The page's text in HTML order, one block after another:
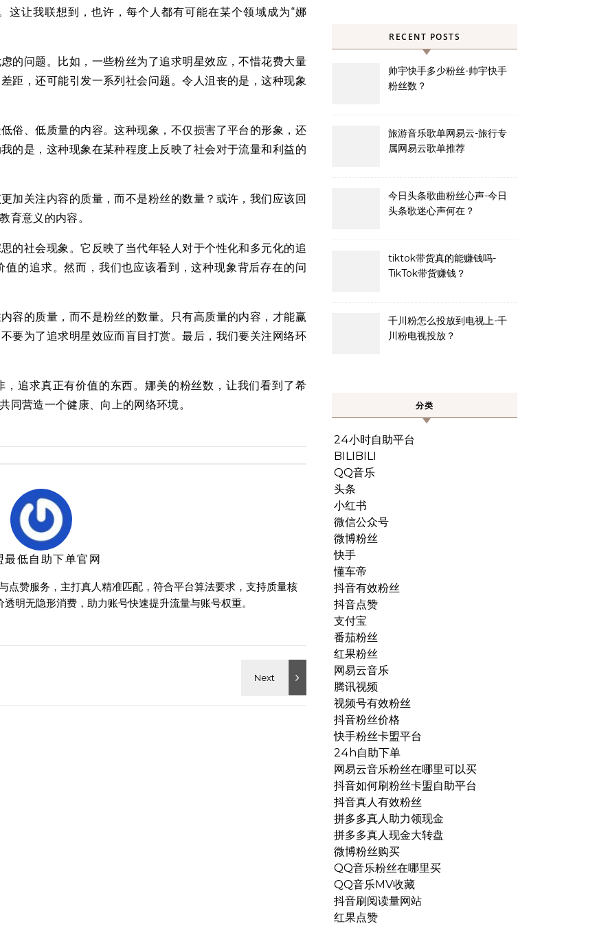
这让我联想到，也许，每个人都有可能在某个领域成为“娜
的问题。比如，一些粉丝为了追求明星效应，不惜花费大量
距，还可能引发一系列社会问题。令人沮丧的是，这种现象
俗、低质量的内容。这种现象，不仅损害了平台的形象，还
的是，这种现象在某种程度上反映了社会对于流量和利益的
加关注内容的质量，而不是粉丝的数量？或许，我们应该回
育意义的内容。
的社会现象。它反映了当代年轻人对于个性化和多元化的追
的追求。然而，我们也应该看到，这种现象背后存在的问
容的质量，而不是粉丝的数量。只有高质量的内容，才能赢
要为了追求明星效应而盲目打赏。最后，我们要关注网络环
追求真正有价值的东西。娜美的粉丝数，让我们看到了希
同营造一个健康、向上的网络环境。
最低自助下单官网
点赞服务，主打真人精准匹配，符合平台算法要求，支持质量核
明无隐形消费，助力账号快速提升流量与账号权重。
RECENT POSTS
帅宇快手多少粉丝-帅宇快手
粉丝数？
旅游音乐歌单网易云-旅行专
属网易云歌单推荐
今日头条歌曲粉丝心声-今日
头条歌迷心声何在？
tiktok带货真的能赚钱吗-
TikTok带货赚钱？
千川粉怎么投放到电视上-千
川粉电视投放？
分类
24小时自助平台
BILIBILI
QQ音乐
头条
小红书
微信公众号
微博粉丝
快手
懂车帝
抖音有效粉丝
抖音点赞
支付宝
番茄粉丝
红果粉丝
网易云音乐
腾讯视频
视频号有效粉丝
抖音粉丝价格
快手粉丝卡盟平台
24h自助下单
网易云音乐粉丝在哪里可以买
抖音如何刷粉丝卡盟自助平台
抖音真人有效粉丝
拼多多真人助力领现金
拼多多真人现金大转盘
微博粉丝购买
QQ音乐粉丝在哪里买
QQ音乐MV收藏
抖音刷阅读量网站
红果点赞